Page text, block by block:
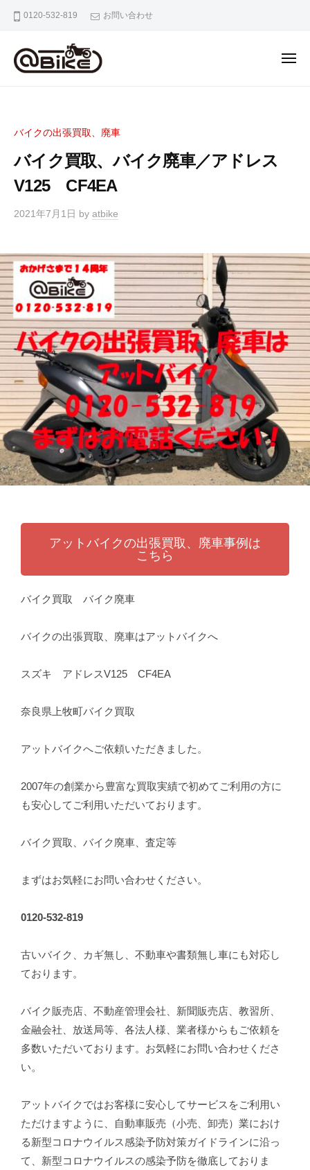
0120-532-819 お問い合わせ
出
張
取
門
ア
ッ
ト
バ
イ
ク
都
大
市
イ
ク
張
買
取
り
・
引
取
り
・
廃
車
バイクの出張買取、廃車
バイク買取、バイク廃車／アドレス
V125 CF4EA
2021年7月1日 by atbike
アットバイクの出張買取、廃車事例は
こちら
バイク買取 バイク廃車
バイクの出張買取、廃車はアットバイクへ
スズキ アドレスV125 CF4EA
奈良県上牧町バイク買取
アットバイクへご依頼いただきました。
2007年の創業から豊富な買取実績で初めてご利用の方に
も安心してご利用いただいております。
バイク買取、バイク廃車、査定等
まずはお気軽にお問い合わせください。
0120-532-819
古いバイク、カギ無し、不動車や書類無し車にも対応し
ております。
バイク販売店、不動産管理会社、新聞販売店、教習所、
金融会社、放送局等、各法人様、業者様からもご依頼を
多数いただいております。お気軽にお問い合わせくださ
い。
アットバイクではお客様に安心してサービスをご利用い
ただけますように、自動車販売（小売、卸売）業におけ
る新型コロナウイルス感染予防対策ガイドラインに沿っ
て、新型コロナウイルスの感染予防を徹底しておりま
イ
の
出
専
店
ア
ト
ク